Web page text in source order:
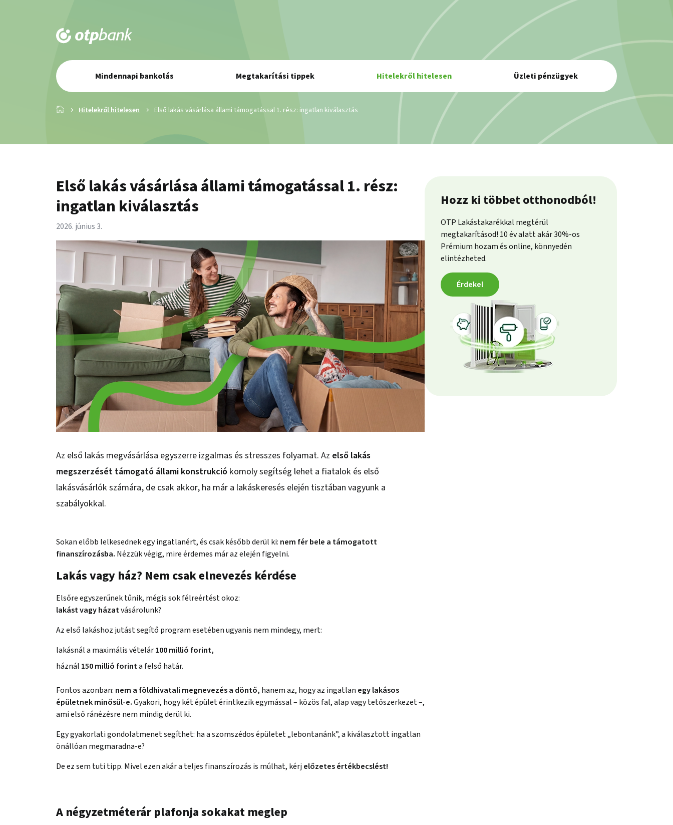
Elsődleges
navigáció
Mindennapi bankolás Megtakarítási tippek Hitelekről hitelesen Üzleti pénzügyek
Főoldal Hitelekről hitelesen Első lakás vásárlása állami támogatással 1. rész: ingatlan kiválasztás
Első lakás vásárlása állami támogatással 1. rész:
ingatlan kiválasztás
2026. június 3.
Az első lakás megvásárlása egyszerre izgalmas és stresszes folyamat. Az első lakás
megszerzését támogató állami konstrukció komoly segítség lehet a fiatalok és első
lakásvásárlók számára, de csak akkor, ha már a lakáskeresés elején tisztában vagyunk a
szabályokkal.
Sokan előbb lelkesednek egy ingatlanért, és csak később derül ki: nem fér bele a támogatott
finanszírozásba. Nézzük végig, mire érdemes már az elején figyelni.
Lakás vagy ház? Nem csak elnevezés kérdése
Elsőre egyszerűnek tűnik, mégis sok félreértést okoz:
lakást vagy házatvásárolunk?
Az első lakáshoz jutást segítő program esetében ugyanis nem mindegy, mert:
lakásnál a maximális vételár100 millió forint,
háznál 150 millió forinta felső határ.
Fontos azonban: nem a földhivatali megnevezés a döntő, hanem az, hogy az ingatlan egy lakásos
épületnek minősül-e.Gyakori, hogy két épület érintkezik egymással – közös fal, alap vagy tetőszerkezet –,
ami első ránézésre nem mindig derül ki.
Egy gyakorlati gondolatmenet segíthet: ha a szomszédos épületet „lebontanánk”, a kiválasztott ingatlan
önállóan megmaradna-e?
De ez sem tuti tipp. Mivel ezen akár a teljes finanszírozás is múlhat, kérj előzetes értékbecslést!
A négyzetméterár plafonja sokakat meglep
Hozz ki többet otthonodból!
OTP Lakástakarékkal megtérül
megtakarításod! 10 év alatt akár 30%-os
Prémium hozam és online, könnyedén
elintézheted.
Érdekel